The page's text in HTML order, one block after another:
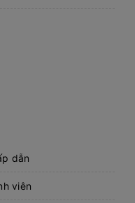
dẫn
viên